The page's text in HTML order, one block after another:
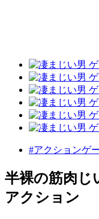
#アクションゲ
半裸の筋肉じ
アクション